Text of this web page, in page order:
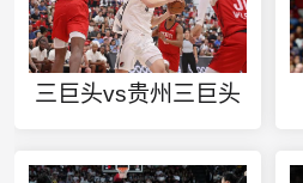
三巨头vs贵州三巨头